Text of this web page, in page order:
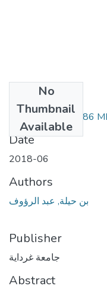
No
Thumbnail
Available
348.1.238.pdf(1.86
Date
2018-06
Authors
بن حيلة, عبد الرؤوف
Publisher
جامعة غرداية
Abstract